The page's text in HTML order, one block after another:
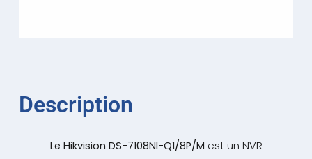
Description
Le Hikvision DS-7108NI-Q1/8P/M est un NVR